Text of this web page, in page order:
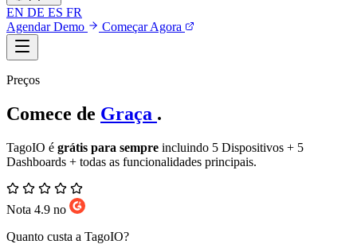
EN DE ES FR
Agendar Demo
Começar Agora
Preços
Comece de Graça .
TagoIO é grátis para sempre incluindo 5 Dispositivos + 5
Dashboards + todas as funcionalidades principais.
Nota 4.9 no
Quanto custa a TagoIO?